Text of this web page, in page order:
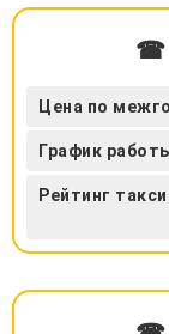
☎
Цена по
График
Рейтинг